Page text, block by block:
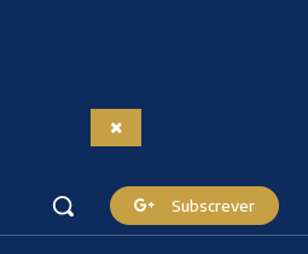
Subscrever